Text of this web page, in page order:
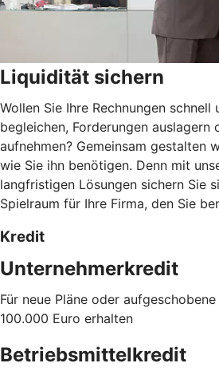
Liquidität sichern
Wollen Sie Ihre Rechnungen schnell
begleichen, Forderungen auslagern
aufnehmen? Gemeinsam gestalten
wie Sie ihn benötigen. Denn mit
langfristigen Lösungen sichern Sie
Spielraum für Ihre Firma, den Sie
Kredit
Unternehmerkredit
Für neue Pläne oder
100.000 Euro erhalten
Betriebsmittelkredit